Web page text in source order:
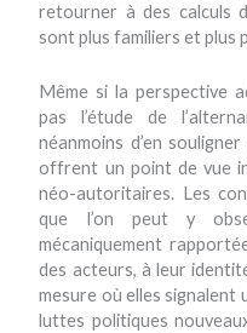
retourner à des calculs
sont plus familiers et plus
Même si la perspective
pas l’étude de
néanmoins d’en
offrent un point de vue
néo-autoritaires. Les
que l’on peut y
mécaniquement
des acteurs, à leur
mesure où elles signalent
luttes politiques